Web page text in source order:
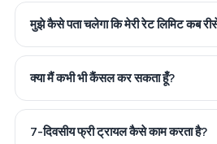
मुझे कैसे पता चलेगा कि मेरी रेट लिमिट कब
क्या मैं कभी भी कैंसल कर सकता हूँ?
7-दिवसीय फ्री ट्रायल कैसे काम करता है?